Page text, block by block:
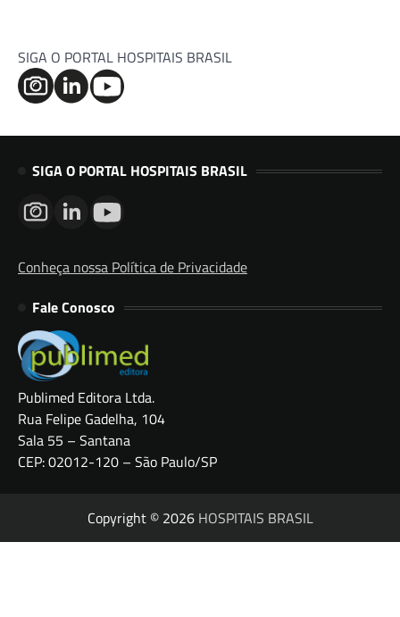
SIGA O PORTAL HOSPITAIS BRASIL
SIGA O PORTAL HOSPITAIS BRASIL
Conheça nossa Política de Privacidade
Fale Conosco
Publimed Editora Ltda.
Rua Felipe Gadelha, 104
Sala 55 – Santana
CEP: 02012-120 – São Paulo/SP
Copyright © 2026 HOSPITAIS BRASIL